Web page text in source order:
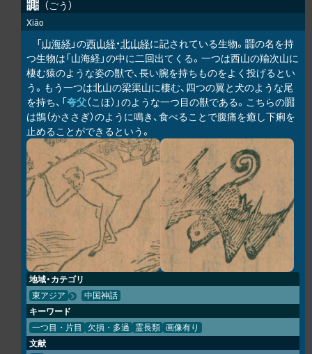
嚻 ごう
Xiāo
「山海経 」の西山経・北山経に記されている生物。嚻の名を持
つ生物は「山海経」の中に二回出てくる。一つは西山の羭次山に
棲む猿のような姿の獣で、長い腕を持ちものをよく投げるとい
う。もう一つは北山の梁渠山に棲む、四つの翼と犬のような尾
を持ち、「夸父（こほ）」のような一つ目の獣である。こちらの嚻
は鵲（かささぎ）のように鳴き、食べることで腹痛を癒し下痢を
止めることができるという。
地域・カテゴリ
東アジア 中国神話
キーワード
一つ目・片目 欠損・多過 霊長類 画像有り
文献